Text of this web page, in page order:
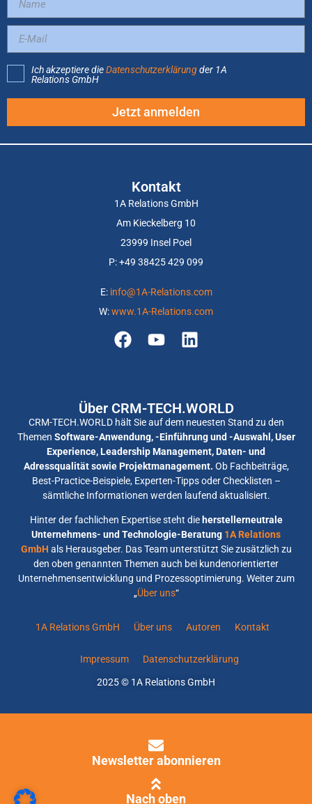
Ich akzeptiere dieDatenschutzerklärungder 1A
Relations GmbH
Jetzt anmelden
Kontakt
1A Relations GmbH
Am Kieckelberg 10
23999 Insel Poel
P: +49 38425 429 099
E: info@1A-Relations.com
W:www.1A-Relations.com
Über CRM-TECH.WORLD
CRM-TECH.WORLD hält Sie auf dem neuesten Stand zu den
Themen Software-Anwendung, -Einführung und -Auswahl, User
Experience, Leadership Management, Daten- und
Adressqualität sowie Projektmanagement. Ob Fachbeiträge,
Best-Practice-Beispiele, Experten-Tipps oder Checklisten –
sämtliche Informationen werden laufend aktualisiert.
Hinter der fachlichen Expertise steht die herstellerneutrale
Unternehmens- und Technologie-Beratung 1A Relations
GmbH als Herausgeber. Das Team unterstützt Sie zusätzlich zu
den oben genannten Themen auch bei kundenorientierter
Unternehmensentwicklung und Prozessoptimierung. Weiter zum
„Über uns“
1A Relations GmbH Über uns Autoren Kontakt
Impressum Datenschutzerklärung
2025 © 1A Relations GmbH
Newsletter abonnieren
Nach oben